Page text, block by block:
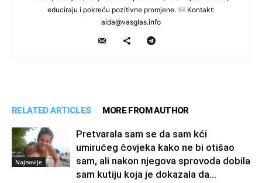
educiraju i pokreću pozitivne promjene.
Kontakt:
aida@vasglas.info
RELATED ARTICLES MORE FROM AUTHOR
Najnovije
Pretvarala sam se da sam kći
umirućeg čovjeka kako ne bi otišao
sam, ali nakon njegova sprovoda dobila
sam kutiju koja je dokazala da...